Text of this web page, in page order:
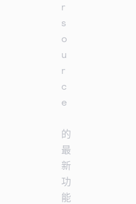
r
s
o
u
r
c
e
的
最
新
功
能